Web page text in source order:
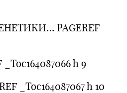
PAGEREF
h 9
_Toc164087067 h 10